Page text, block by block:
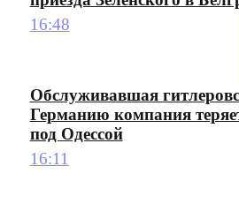
16:48
Обслуживавшая
Германию компания
под Одессой
16:11